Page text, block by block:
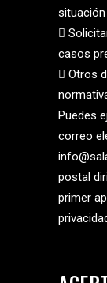
situación

casos
 Otros
Puedes
correo
postal
primer